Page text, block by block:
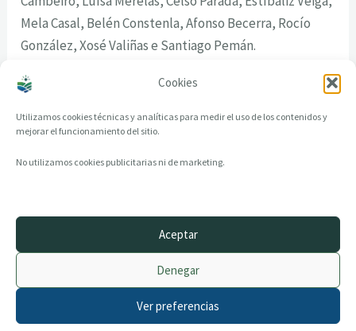
Cookies
Utilizamos cookies técnicas y analíticas para medir el uso de los contenidos y
mejorar el funcionamiento del sitio.
No utilizamos cookies publicitarias ni de marketing.
Aceptar
Denegar
Ver preferencias
Mela Casal, Belén Constenla, Afonso Becerra, Rocío
González, Xosé Valiñas e Santiago Pemán.
© 2014–2026 creandotuprovincia.es · Todos los derechos reservados
Política de Cookies
Archivo histórico